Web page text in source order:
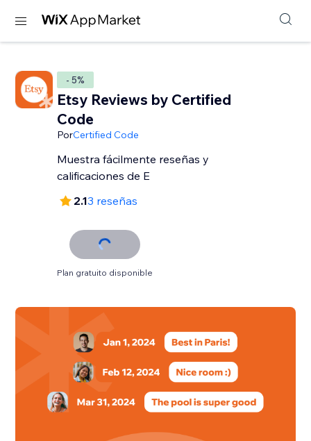
- 5%
Etsy Reviews by Certified
Code
PorCertified Code
Muestra fácilmente reseñas y
calificaciones de E
2.13 reseñas
Plan gratuito disponible